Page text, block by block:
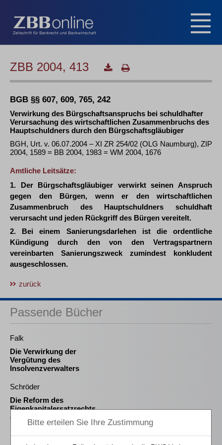
ZBB 2004, 413
BGB §§ 607, 609, 765, 242
Verwirkung des Bürgschaftsanspruchs bei schuldhafter
Verursachung des wirtschaftlichen Zusammenbruchs des
Hauptschuldners durch den Bürgschaftsgläubiger
BGH, Urt. v. 06.07.2004 – XI ZR 254/02 (OLG Naumburg), ZIP
2004, 1589 = BB 2004, 1983 = WM 2004, 1676
Amtliche Leitsätze:
1. Der Bürgschaftsgläubiger verwirkt seinen Anspruch
gegen den Bürgen, wenn er den wirtschaftlichen
Zusammenbruch des Hauptschuldners schuldhaft
verursacht und jeden Rückgriff des Bürgen vereitelt.
2. Bei einem Sanierungsdarlehen ist die ordentliche
Kündigung durch den von den Vertragspartnern
vereinbarten Sanierungszweck zumindest konkludent
ausgeschlossen.
zurück
Passende Bücher
Falk
Die Verwirkung der
Vergütung des
Insolvenzverwalters
Schröder
Die Reform des
Eigenkapitalersatzrechts
durch das MoMiG
Feichtinger / Danko